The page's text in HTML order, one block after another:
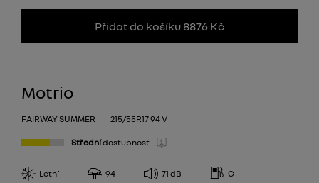
Přidat do košíku 8876 Kč
Motrio
FAIRWAY SUMMER 215/55R17 94 V
Střednídostupnost
Letní 94 71 dB C